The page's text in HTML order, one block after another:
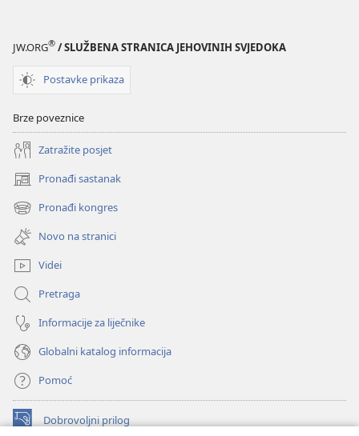
JW.ORG® / SLUŽBENA STRANICA JEHOVINIH SVJEDOKA
Postavke prikaza
Brze poveznice
Zatražite posjet
Pronađi sastanak
(otvara
se
novi
prozor)
Pronađi kongres
(otvara
se
novi
prozor)
Novo na stranici
Videi
Pretraga
Informacije za liječnike
Globalni katalog informacija
Pomoć
Dobrovoljni prilog
(otvara